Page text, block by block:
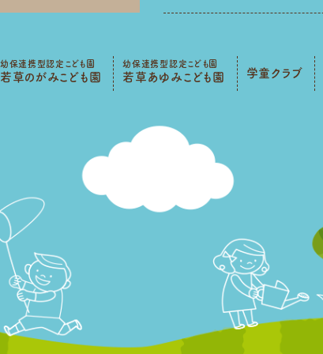
幼保連携型認定こども園
若草のがみこども園
幼保連携型認定こども園
若草あゆみこども園 学童クラブ